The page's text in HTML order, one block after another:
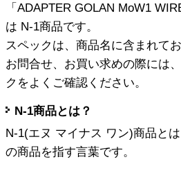
「ADAPTER GOLAN MoW1
は N-1商品です。
スペックは、商品名に含まれて
お問合せ、お買い求めの際には
クをよくご確認ください。
N-1商品とは？
N-1(エヌ マイナス ワン)商品と
の商品を指す言葉です。